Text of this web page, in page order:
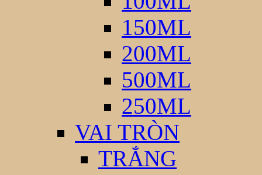
150ML
200ML
500ML
250ML
VAI TRÒN
TRẮNG